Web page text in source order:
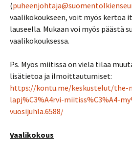
(
vaalikokoukseen, voit myös kertoa
lauseella. Mukaan voi myös päästä
vaalikokouksessa.
Ps. Myös miitissä on vielä tilaa
lisätietoa ja ilmoittautumiset:
https://kontu.me/keskustelut/the-
lapj%C3%A4rvi-miitiss%C3%A4-
vuosijuhla.6588/
Vaalikokous